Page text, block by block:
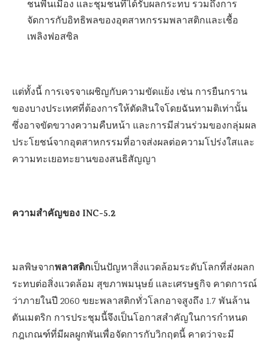
ชนพื้นเมือง และชุมชนที่ได้รับผลกระทบ รวมถึงการ
จัดการกับอิทธิพลของอุตสาหกรรมพลาสติกและเชื้อ
เพลิงฟอสซิล
แต่ทั้งนี้ การเจรจาเผชิญกับความขัดแย้ง เช่น การยืนกราน
ของบางประเทศที่ต้องการให้ตัดสินใจโดยฉันทามติเท่านั้น
ซึ่งอาจขัดขวางความคืบหน้า และการมีส่วนร่วมของกลุ่มผล
ประโยชน์จากอุตสาหกรรมที่อาจส่งผลต่อความโปร่งใสและ
ความทะเยอทะยานของสนธิสัญญา
ความสำคัญของ INC-5.2
มลพิษจากพลาสติกเป็นปัญหาสิ่งแวดล้อมระดับโลกที่ส่งผลก
ระทบต่อสิ่งแวดล้อม สุขภาพมนุษย์ และเศรษฐกิจ คาดการณ์
ว่าภายในปี 2060 ขยะพลาสติกทั่วโลกอาจสูงถึง 1.7 พันล้าน
ตันเมตริก การประชุมนี้จึงเป็นโอกาสสำคัญในการกำหนด
กฎเกณฑ์ที่มีผลผูกพันเพื่อจัดการกับวิกฤตนี้ คาดว่าจะมี